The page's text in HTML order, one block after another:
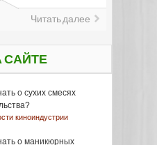
Читать далее
САЙТЕ
о сухих смесях
киноиндустрии
о маникюрных